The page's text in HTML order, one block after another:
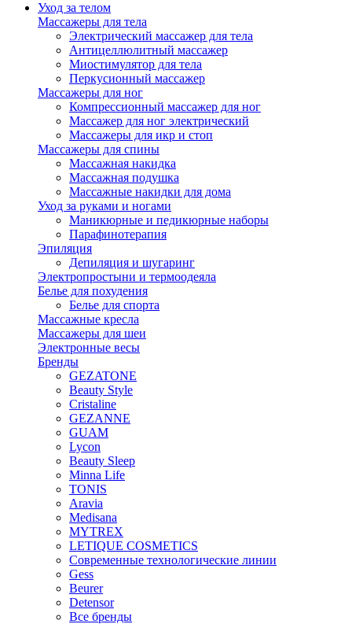
Уход за телом
Массажеры для тела
Электрический массажер для тела
Антицеллюлитный массажер
Миостимулятор для тела
Перкусионный массажер
Массажеры для ног
Компрессионный массажер для ног
Массажер для ног электрический
Массажеры для икр и стоп
Массажеры для спины
Массажная накидка
Массажная подушка
Массажные накидки для дома
Уход за руками и ногами
Маникюрные и педикюрные наборы
Парафинотерапия
Эпиляция
Депиляция и шугаринг
Электропростыни и термоодеяла
Белье для похудения
Белье для спорта
Массажные кресла
Массажеры для шеи
Электронные весы
Бренды
GEZATONE
Beauty Style
Cristaline
GEZANNE
GUAM
Lycon
Beauty Sleep
Minna Life
TONIS
Aravia
Medisana
MYTREX
LETIQUE COSMETICS
Современные технологические линии
Gess
Beurer
Detensor
Все бренды